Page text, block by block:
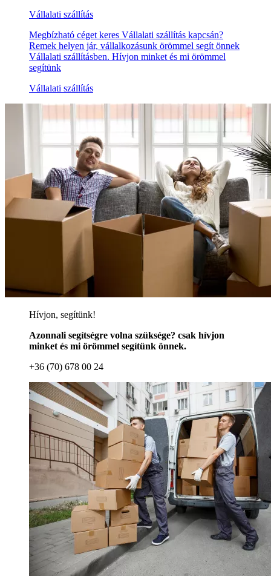
Vállalati szállítás
Megbízható céget keres Vállalati szállítás kapcsán?
Remek helyen jár, vállalkozásunk örömmel segít önnek
Vállalati szállításben. Hívjon minket és mi örömmel
segítünk
Vállalati szállítás
Hívjon, segítünk!
Azonnali segítségre volna szüksége? csak hívjon
minket és mi örömmel segítünk önnek.
+36 (70) 678 00 24